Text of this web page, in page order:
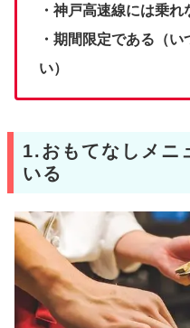
・神戸高速線には乗れ
・期間限定である（
い）
1.おもてなしメニ
いる